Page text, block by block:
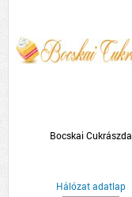
Bocskai Cukrászda
Hálózat adatlap